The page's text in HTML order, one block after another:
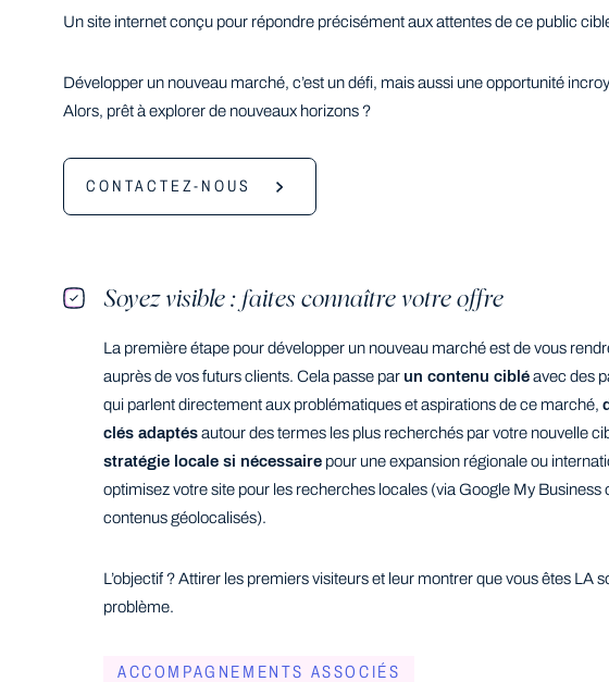
Un site internet conçu pour répondre précisément aux attentes de ce public
Développer un nouveau marché, c’est un défi, mais aussi une opportunité
Alors, prêt à explorer de nouveaux horizons ?
CONTACTEZ-NOUS
Soyez visible : faites connaître votre offre
La première étape pour développer un nouveau marché est de vous
auprès de vos futurs clients. Cela passe par un contenu cibléavec des
qui parlent directement aux problématiques et aspirations de ce marché,
clés adaptésautour des termes les plus recherchés par votre nouvelle
stratégie locale si nécessaire pour une expansion régionale ou
optimisez votre site pour les recherches locales (via Google My Business
contenus géolocalisés).
L’objectif ? Attirer les premiers visiteurs et leur montrer que vous êtes LA
problème.
ACCOMPAGNEMENTS ASSOCIÉS